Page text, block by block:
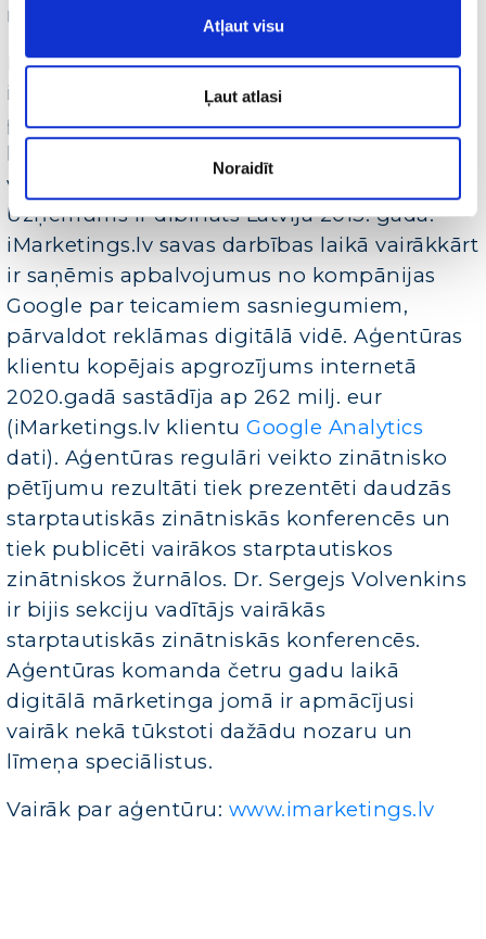
Atļaut visu
Ļaut atlasi
Noraidīt
nepamatojot savu lēmumu.
Par iMarketings.lv
iMarketings.lv (iMarketing Group, SIA) ir
pilna servisa digitālā mārketinga aģentūra,
kas savu klientu produktus/pakalpojumus
virza vairāk nekā 20 pasaules valstīs.
Uzņēmums ir dibināts Latvijā 2013. gadā.
iMarketings.lv savas darbības laikā vairākkārt
ir saņēmis apbalvojumus no kompānijas
Google par teicamiem sasniegumiem,
pārvaldot reklāmas digitālā vidē. Aģentūras
klientu kopējais apgrozījums internetā
2020.gadā sastādīja ap 262 milj. eur
(iMarketings.lv klientuGoogle Analytics
dati). Aģentūras regulāri veikto zinātnisko
pētījumu rezultāti tiek prezentēti daudzās
starptautiskās zinātniskās konferencēs un
tiek publicēti vairākos starptautiskos
zinātniskos žurnālos. Dr. Sergejs Volvenkins
ir bijis sekciju vadītājs vairākās
starptautiskās zinātniskās konferencēs.
Aģentūras komanda četru gadu laikā
digitālā mārketinga jomā ir apmācījusi
vairāk nekā tūkstoti dažādu nozaru un
līmeņa speciālistus.
Vairāk par aģentūru: www.imarketings.lv